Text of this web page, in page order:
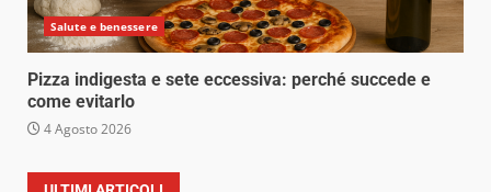
Salute e benessere
Pizza indigesta e sete eccessiva: perché succede e
come evitarlo
4 Agosto 2026